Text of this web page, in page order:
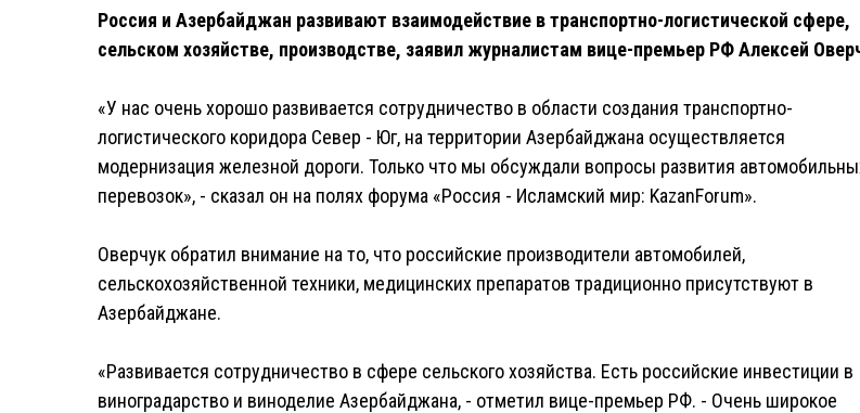
Россия и Азербайджан развивают взаимодействие в транспортно-логистической сфере,
сельском хозяйстве, производстве, заявил журналистам вице-премьер РФ Алексей
«У нас очень хорошо развивается сотрудничество в области создания транспортно-
логистического коридора Север - Юг, на территории Азербайджана осуществляется
модернизация железной дороги. Только что мы обсуждали вопросы развития
перевозок», - сказал он на полях форума «Россия - Исламский мир: KazanForum».
Оверчук обратил внимание на то, что российские производители автомобилей,
сельскохозяйственной техники, медицинских препаратов традиционно присутствуют в
Азербайджане.
«Развивается сотрудничество в сфере сельского хозяйства. Есть российские инвестиции в
виноградарство и виноделие Азербайджана, - отметил вице-премьер РФ. - Очень широкое